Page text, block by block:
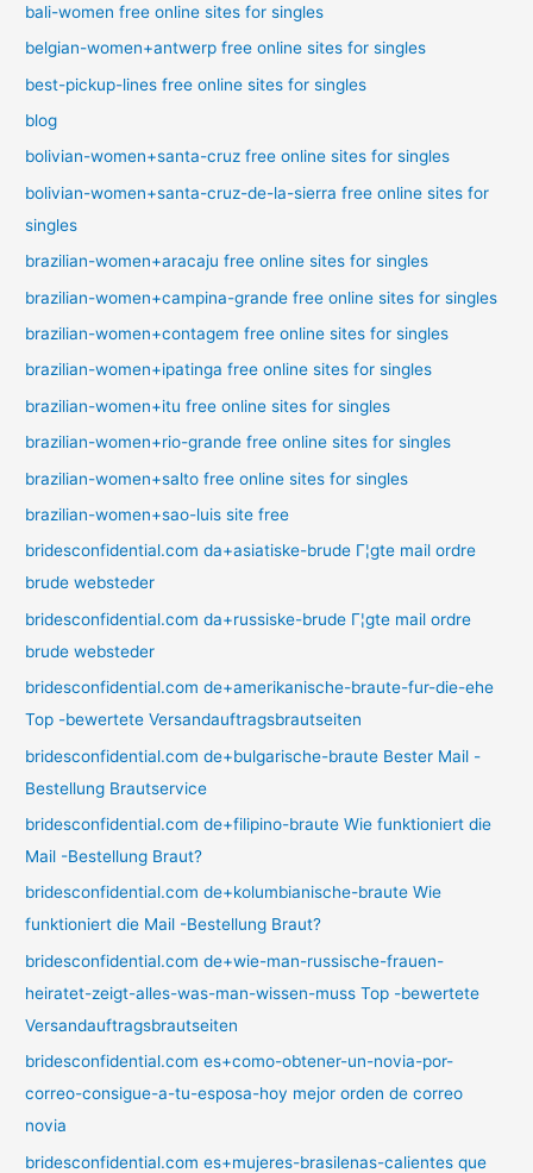
bali-women free online sites for singles
belgian-women+antwerp free online sites for singles
best-pickup-lines free online sites for singles
blog
bolivian-women+santa-cruz free online sites for singles
bolivian-women+santa-cruz-de-la-sierra free online sites for
singles
brazilian-women+aracaju free online sites for singles
brazilian-women+campina-grande free online sites for singles
brazilian-women+contagem free online sites for singles
brazilian-women+ipatinga free online sites for singles
brazilian-women+itu free online sites for singles
brazilian-women+rio-grande free online sites for singles
brazilian-women+salto free online sites for singles
brazilian-women+sao-luis site free
bridesconfidential.com da+asiatiske-brude Г¦gte mail ordre
brude websteder
bridesconfidential.com da+russiske-brude Г¦gte mail ordre
brude websteder
bridesconfidential.com de+amerikanische-braute-fur-die-ehe
Top -bewertete Versandauftragsbrautseiten
bridesconfidential.com de+bulgarische-braute Bester Mail -
Bestellung Brautservice
bridesconfidential.com de+filipino-braute Wie funktioniert die
Mail -Bestellung Braut?
bridesconfidential.com de+kolumbianische-braute Wie
funktioniert die Mail -Bestellung Braut?
bridesconfidential.com de+wie-man-russische-frauen-
heiratet-zeigt-alles-was-man-wissen-muss Top -bewertete
Versandauftragsbrautseiten
bridesconfidential.com es+como-obtener-un-novia-por-
correo-consigue-a-tu-esposa-hoy mejor orden de correo
novia
bridesconfidential.com es+mujeres-brasilenas-calientes que